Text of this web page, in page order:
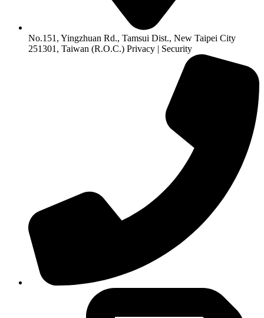
No.151, Yingzhuan Rd., Tamsui Dist., New Taipei City
251301, Taiwan (R.O.C.) Privacy | Security